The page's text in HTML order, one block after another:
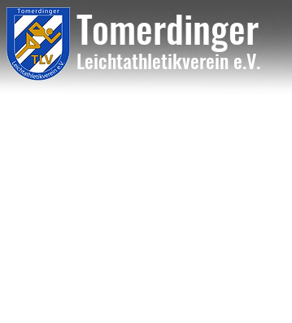
Tomerdinger
Leichtathletikvereine.V.